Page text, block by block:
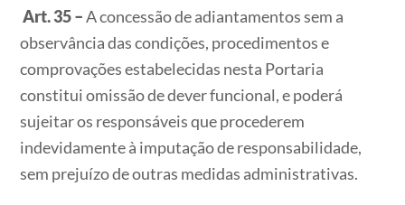
Art. 35 –A concessão de adiantamentos sem a
observância das condições, procedimentos e
comprovações estabelecidas nesta Portaria
constitui omissão de dever funcional, e poderá
sujeitar os responsáveis que procederem
indevidamente à imputação de responsabilidade,
sem prejuízo de outras medidas administrativas.